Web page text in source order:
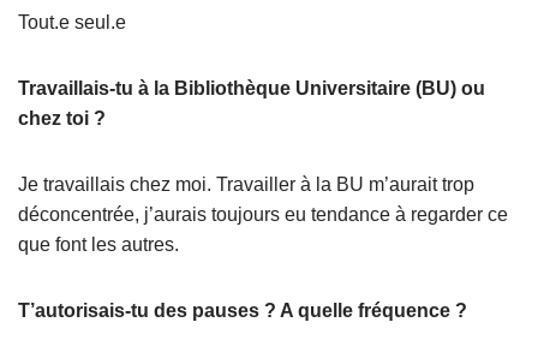
Tout.e seul.e
Travaillais-tu à la Bibliothèque Universitaire (BU) ou
chez toi ?
Je travaillais chez moi. Travailler à la BU m’aurait trop
déconcentrée, j’aurais toujours eu tendance à regarder ce
que font les autres.
T’autorisais-tu des pauses ? A quelle fréquence ?